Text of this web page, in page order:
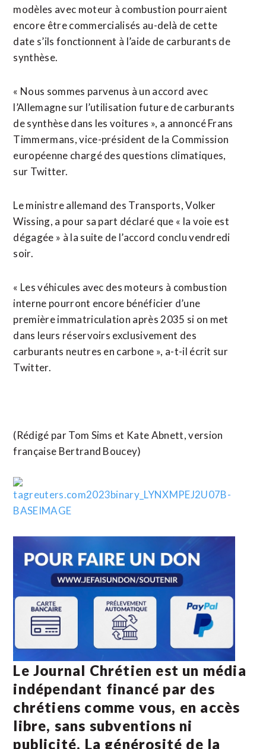
modèles avec moteur à combustion pourraient
encore être commercialisés au-delà de cette
date s’ils fonctionnent à l’aide de carburants de
synthèse.
« Nous sommes parvenus à un accord avec
l’Allemagne sur l’utilisation future de carburants
de synthèse dans les voitures », a annoncé Frans
Timmermans, vice-président de la Commission
européenne chargé des questions climatiques,
sur Twitter.
Le ministre allemand des Transports, Volker
Wissing, a pour sa part déclaré que « la voie est
dégagée » à la suite de l’accord conclu vendredi
soir.
« Les véhicules avec des moteurs à combustion
interne pourront encore bénéficier d’une
première immatriculation après 2035 si on met
dans leurs réservoirs exclusivement des
carburants neutres en carbone », a-t-il écrit sur
Twitter.
(Rédigé par Tom Sims et Kate Abnett, version
française Bertrand Boucey)
Le Journal Chrétien est un média
indépendant financé par des
chrétiens comme vous, en accès
libre, sans subventions ni
publicité. La générosité de la